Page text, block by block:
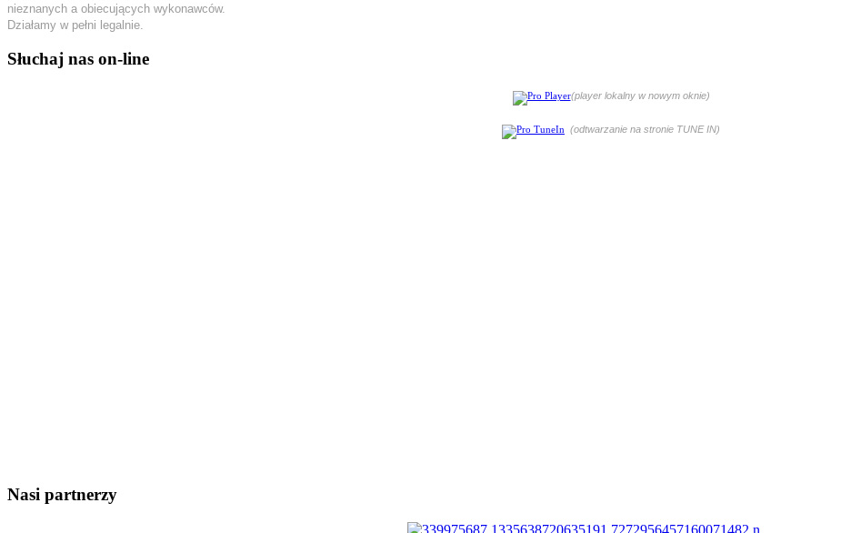
nieznanych a obiecujących wykonawców.
Działamy w pełni legalnie.
Słuchaj nas on-line
(player lokalny w nowym oknie)
(odtwarzanie na stronie TUNE IN)
Nasi partnerzy